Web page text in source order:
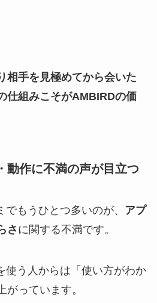
相手を見極めてから会いた
仕組みこそがAMBIRDの価
動作に不満の声が目立つ
もうひとつ多いのが、 アプ
さ に関する不満です。
使う人からは「使い方がわか
がっています。